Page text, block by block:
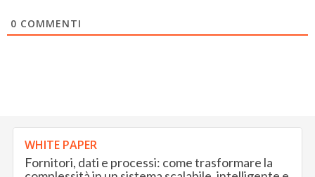
0 COMMENTI
WHITE PAPER
Fornitori, dati e processi: come trasformare la